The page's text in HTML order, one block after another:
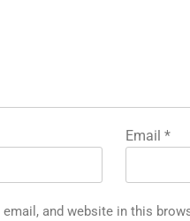
Email*
email, and website in this